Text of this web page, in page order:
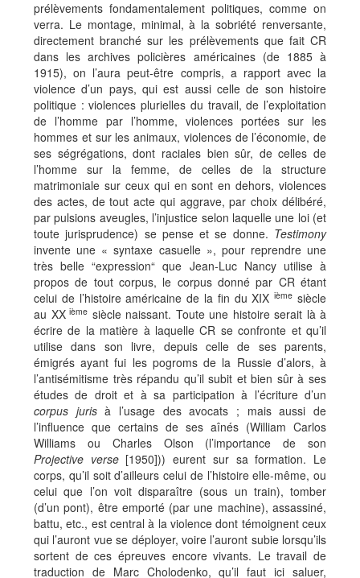
prélèvements fondamentalement politiques, comme on
verra. Le montage, minimal, à la sobriété renversante,
directement branché sur les prélèvements que fait CR
dans les archives policières américaines (de 1885 à
1915), on l’aura peut-être compris, a rapport avec la
violence d’un pays, qui est aussi celle de son histoire
politique : violences plurielles du travail, de l’exploitation
de l’homme par l’homme, violences portées sur les
hommes et sur les animaux, violences de l’économie, de
ses ségrégations, dont raciales bien sûr, de celles de
l’homme sur la femme, de celles de la structure
matrimoniale sur ceux qui en sont en dehors, violences
des actes, de tout acte qui aggrave, par choix délibéré,
par pulsions aveugles, l’injustice selon laquelle une loi (et
toute jurisprudence) se pense et se donne. Testimony
invente une « syntaxe casuelle », pour reprendre une
très belle “expression“ que Jean-Luc Nancy utilise à
propos de tout corpus, le corpus donné par CR étant
celui de l’histoire américaine de la fin du XIXième siècle
au XXième siècle naissant. Toute une histoire serait là à
écrire de la matière à laquelle CR se confronte et qu’il
utilise dans son livre, depuis celle de ses parents,
émigrés ayant fui les pogroms de la Russie d’alors, à
l’antisémitisme très répandu qu’il subit et bien sûr à ses
études de droit et à sa participation à l’écriture d’un
corpus jurisà l’usage des avocats ; mais aussi de
l’influence que certains de ses aînés (William Carlos
Williams ou Charles Olson (l’importance de son
Projective verse[1950])) eurent sur sa formation. Le
corps, qu’il soit d’ailleurs celui de l’histoire elle-même, ou
celui que l’on voit disparaître (sous un train), tomber
(d’un pont), être emporté (par une machine), assassiné,
battu, etc., est central à la violence dont témoignent ceux
qui l’auront vue se déployer, voire l’auront subie lorsqu’ils
sortent de ces épreuves encore vivants. Le travail de
traduction de Marc Cholodenko, qu’il faut ici saluer,